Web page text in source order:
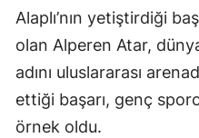
Alaplı’nın yetiştirdiği
olan Alperen Atar,
adını uluslararası
ettiği başarı, genç
örnek oldu.